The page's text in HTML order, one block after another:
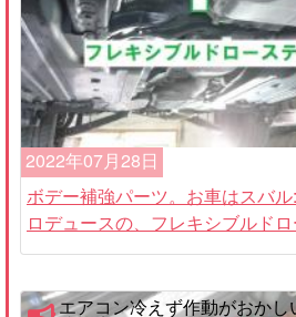
2022年07月28日
ボデー補強パーツ。お車はスバ
ロデュースの、フレキシブルド
エアコン冷えず作動がおか